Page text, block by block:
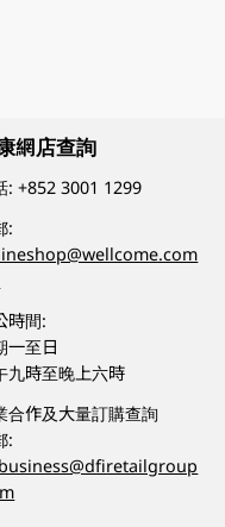
網店查詢
:+852 3001 1299
:
時間:
一至日
九時至晚上六時
合作及大量訂購查詢
: